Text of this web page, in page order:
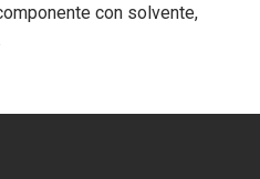
con solvente,